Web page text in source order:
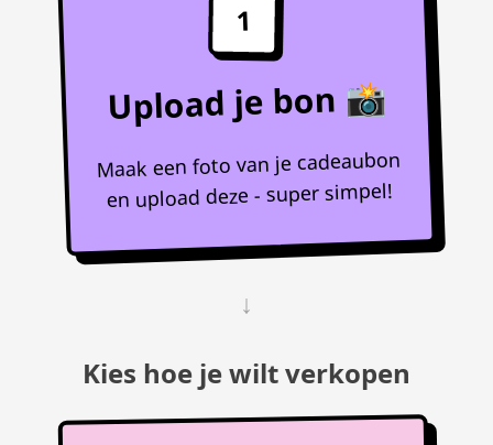
1
Upload je bon 📸
Maak een foto van je cadeaubon
en upload deze - super simpel!
↓
Kies hoe je wilt verkopen